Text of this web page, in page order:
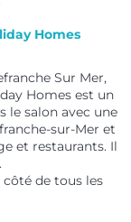
Homes
Sur Mer,
Homes est un
le salon avec une
sur-Mer et
et restaurants. Il
côté de tous les